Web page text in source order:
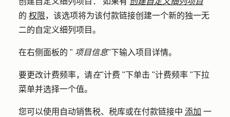
的 权限，该选项将为该付款链接创建一个新的独一无
二的自定义细列项目。
在右侧面板的 " 项目信息"下输入项目详情。
要更改计费频率，请在"计费 "下单击 "计费频率 "下拉
菜单并选择一个值。
您可以使用自动销售税、税库或在付款链接中 添加 一